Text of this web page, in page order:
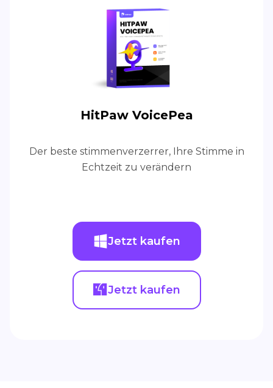
HitPaw VoicePea
Der beste stimmenverzerrer, Ihre Stimme in
Echtzeit zu verändern
Jetzt kaufen
Jetzt kaufen